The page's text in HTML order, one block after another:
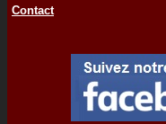
Contact